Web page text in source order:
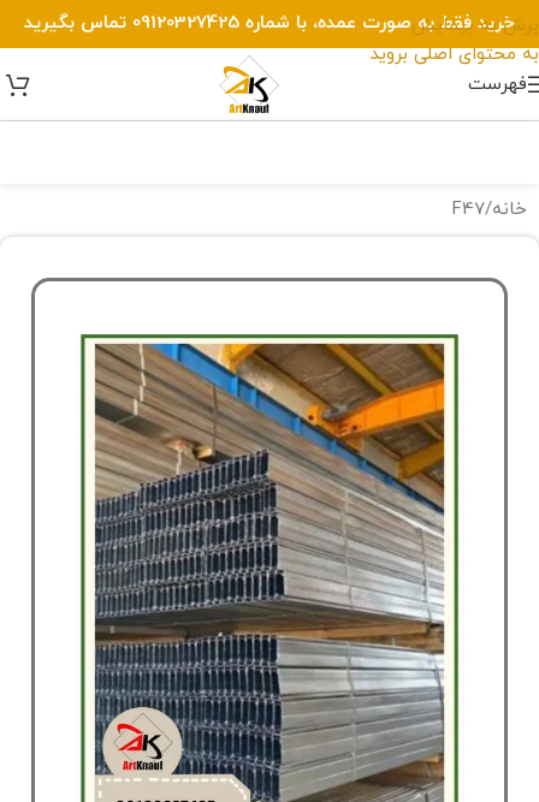
پرش به پیمایش
به محتوای اصلی بروید
خرید فقط به صورت عمده، با شماره 09120327425 تماس بگیرید
فهرست
خانه/
F47